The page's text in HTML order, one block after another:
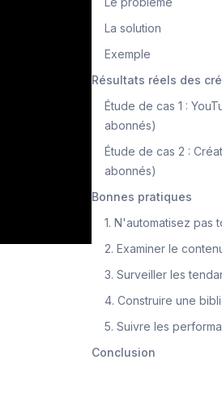
La solution
Exemple
Résultats réels des
Étude de cas 1 :
abonnés)
Étude de cas 2 :
abonnés)
Bonnes pratiques
1. N'automatisez pas
2. Examiner le
3. Surveiller les
4. Construire une
5. Suivre les
Conclusion